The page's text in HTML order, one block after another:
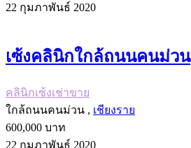
22 กุมภาพันธ์ 2020
เซ้งคลินิกใกล้ถนนคนม่วน
คลินิกเซ้งเช่าขาย
ใกล้ถนนคนม่วน , เชียงราย
600,000 บาท
22 กุมภาพันธ์ 2020